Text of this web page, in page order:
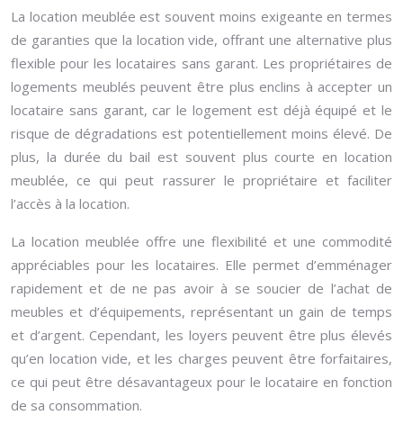
La location meublée est souvent moins exigeante en termes
de garanties que la location vide, offrant une alternative plus
flexible pour les locataires sans garant. Les propriétaires de
logements meublés peuvent être plus enclins à accepter un
locataire sans garant, car le logement est déjà équipé et le
risque de dégradations est potentiellement moins élevé. De
plus, la durée du bail est souvent plus courte en location
meublée, ce qui peut rassurer le propriétaire et faciliter
l’accès à la location.
La location meublée offre une flexibilité et une commodité
appréciables pour les locataires. Elle permet d’emménager
rapidement et de ne pas avoir à se soucier de l’achat de
meubles et d’équipements, représentant un gain de temps
et d’argent. Cependant, les loyers peuvent être plus élevés
qu’en location vide, et les charges peuvent être forfaitaires,
ce qui peut être désavantageux pour le locataire en fonction
de sa consommation.